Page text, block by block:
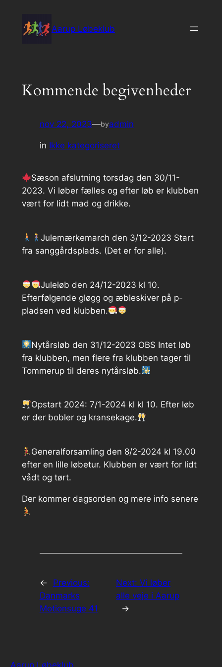
indhold
Aarup Løbeklub
Kommende begivenheder
nov 22, 2023—byadmin
in Ikke kategoriseret
Sæson afslutning torsdag den 30/11-
2023. Vi løber fælles og efter løb er klubben
vært for lidt mad og drikke.
Julemærkemarch den 3/12-2023 Start
fra sanggårdsplads. (Det er for alle).
Juleløb den 24/12-2023 kl 10.
Efterfølgende gløgg og æbleskiver på p-
pladsen ved klubben.
Nytårsløb den 31/12-2023 OBS Intet løb
fra klubben, men flere fra klubben tager til
Tommerup til deres nytårsløb.
Opstart 2024: 7/1-2024 kl kl 10. Efter løb
er der bobler og kransekage.
Generalforsamling den 8/2-2024 kl 19.00
efter en lille løbetur. Klubben er vært for lidt
vådt og tørt.
Der kommer dagsorden og mere info senere
←
Previous:
Danmarks
Motionsuge 41
Next: Vi løber
alle veje i Aarup
→